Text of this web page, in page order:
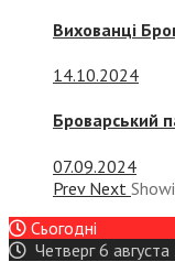
Вихованці
14.10.2024
Броварський
07.09.2024
Prev Next
Сьогодні
Четверг 6